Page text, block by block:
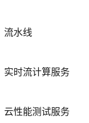
流水线
实时流计算服务
云性能测试服务